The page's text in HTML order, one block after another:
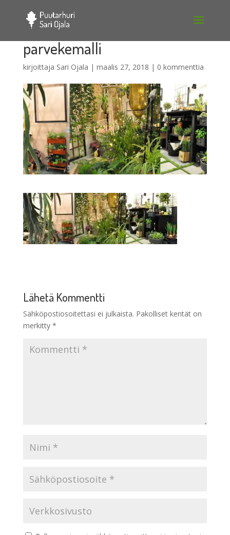
parvekemalli
kirjoittaja Sari Ojala | maalis 27, 2018 | 0 kommenttia
Lähetä Kommentti
Sähköpostiosoitettasi ei julkaista. Pakolliset kentät on
merkitty *